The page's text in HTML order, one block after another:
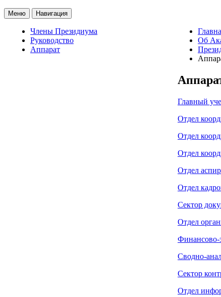
Меню Навигация
Члены Президиума
Руководство
Аппарат
Об
Главный
Отдел
Отдел
Отдел
Отдел
Отдел
Сектор
Отдел
Финансово-
Сводно-
Сектор
Отдел